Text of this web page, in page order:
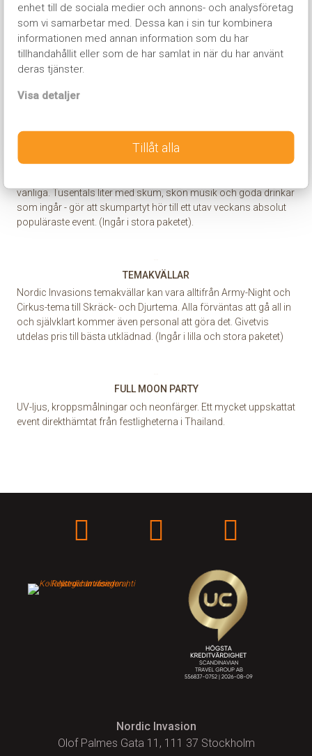
enhet till de sociala medier och annons- och analysföretag
som vi samarbetar med. Dessa kan i sin tur kombinera
informationen med annan information som du har
tillhandahållit eller som de har samlat in när du har använt
deras tjänster.
Visa detaljer
Tillåt alla
Nordic Invasion-båten i Magaluf är ett måste under resan. Vi
massa fest. Eventet ses allt som oftast som veckans
vanliga. Tusentals liter med skum, skön musik och goda drinkar
som ingår - gör att skumpartyt hör till ett utav veckans absolut
populäraste event. (Ingår i stora paketet).
TEMAKVÄLLAR
Nordic Invasions temakvällar kan vara alltifrån Army-Night och
Cirkus-tema till Skräck- och Djurtema. Alla förväntas att gå all in
och självklart kommer även personal att göra det. Givetvis
utdelas pris till bästa utklädnad. (Ingår i lilla och stora paketet)
FULL MOON PARTY
UV-ljus, kroppsmålningar och neonfärger. Ett mycket uppskattat
event direkthämtat från festligheterna i Thailand.
Nordic Invasion
Olof Palmes Gata 11, 111 37 Stockholm